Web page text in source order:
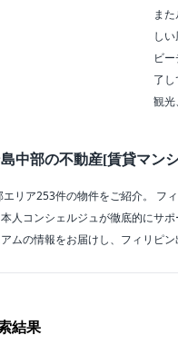
ま
しい
ビ
了し
観光
中部の不動産[賃貸マン
リア253件の物件をご紹介。 フ
人コンシェルジュが徹底的にサ
ムの情報をお届けし、フィリピン
結果